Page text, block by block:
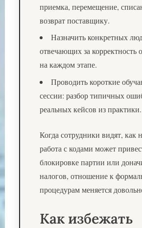
приемка, перемещение,
возврат поставщику.
Назначить конкретных
отвечающих за корректность
на каждом этапе.
Проводить короткие
сессии: разбор типичных
реальных кейсов из практики.
Когда сотрудники видят, как
работа с кодами может
блокировке партии или
налогов, отношение к
процедурам меняется
Как избежать